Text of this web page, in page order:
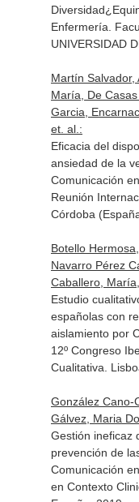
Enfermería.
UNIVERSIDAD
Martín Salvador,
María, De
Garcia,
et. al.:
Eficacia del
ansiedad de la
Comunicación
Reunión
Córdoba
Botello
Navarro Pérez
Caballero,
Estudio
españolas con
aislamiento por
12º Congreso
Cualitativa.
González Cano-
Gálvez, Maria
Gestión ineficaz
prevención de
Comunicación
en Contexto